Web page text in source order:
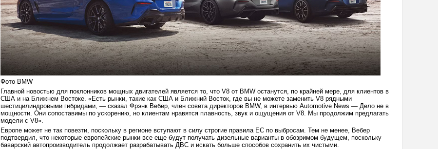
Фото BMW
Главной новостью для поклонников мощных двигателей является то, что V8 от BMW останутся, по крайней мере, для клиентов в
США и на Ближнем Востоке. «Есть рынки, такие как США и Ближний Восток, где вы не можете заменить V8 рядными
шестицилиндровыми гибридами, — сказал Фрэнк Вебер, член совета директоров BMW, в интервью Automotive News — Дело не в
мощности. Они сопоставимы по ускорению, но клиентам нравятся плавность, звук и ощущения от V8. Мы продолжим предлагать
модели с V8».
Европе может не так повезти, поскольку в регионе вступают в силу строгие правила ЕС по выбросам. Тем не менее, Вебер
подтвердил, что некоторые европейские рынки все еще будут получать дизельные варианты в обозримом будущем, поскольку
баварский автопроизводитель продолжает разрабатывать ДВС и искать больше способов сохранить их чистыми.